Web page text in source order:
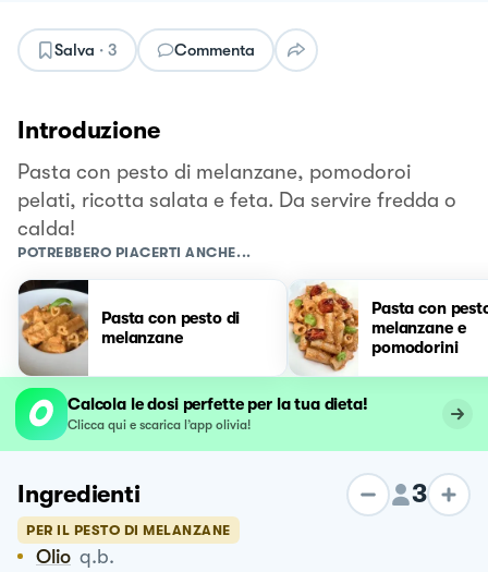
Salva · 3 Commenta
Introduzione
Pasta con pesto di melanzane, pomodoroi
pelati, ricotta salata e feta. Da servire fredda o
calda!
POTREBBERO PIACERTI ANCHE...
Pasta con pesto di
melanzane
Pasta con
melanzane e
pomodorini
Calcola le dosi perfette per la tua dieta!
Clicca qui e scarica l’app olivia!
Ingredienti 3
PER IL PESTO DI MELANZANE
Olio q.b.